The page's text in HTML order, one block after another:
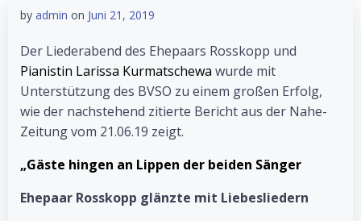
by admin on Juni 21, 2019
Der Liederabend des Ehepaars Rosskopp und
Pianistin Larissa Kurmatschewa wurde mit
Unterstützung des BVSO zu einem großen Erfolg,
wie der nachstehend zitierte Bericht aus der Nahe-
Zeitung vom 21.06.19 zeigt.
„Gäste hingen an Lippen der beiden Sänger
Ehepaar Rosskopp glänzte mit Liebesliedern